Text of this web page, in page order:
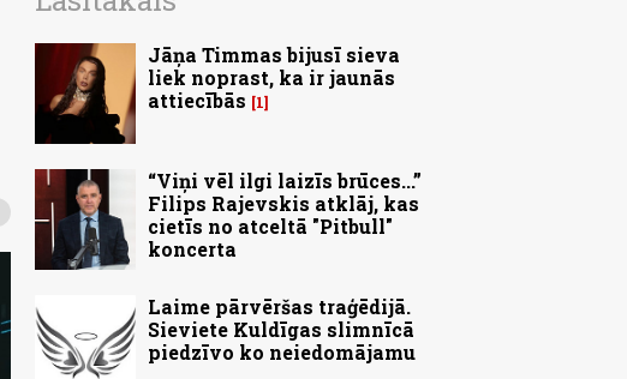
Jāņa Timmas bijusī sieva
liek noprast, ka ir jaunās
attiecībās
1
“Viņi vēl ilgi laizīs brūces...”
Filips Rajevskis atklāj, kas
cietīs no atceltā "Pitbull"
koncerta
Laime pārvēršas traģēdijā.
Sieviete Kuldīgas slimnīcā
piedzīvo ko neiedomājamu